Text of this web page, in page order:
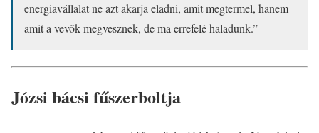
energiavállalat ne azt akarja eladni, amit megtermel, hanem
amit a vevők megvesznek, de ma errefelé haladunk.”
Józsi bácsi fűszerboltja